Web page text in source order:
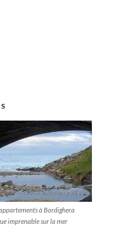
à Bordighera
imprenable sur la mer